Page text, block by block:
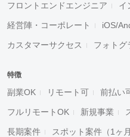
フロントエンドエンジニア イ
経営陣・コーポレート iOS/
カスタマーサクセス フォトグ
特徴
副業OK リモート可 前払い
フルリモートOK 新規事業
長期案件 スポット案件（1ヶ月